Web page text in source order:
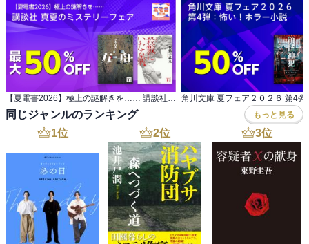
同じジャンルのランキング もっと見る
1位 2位 3位